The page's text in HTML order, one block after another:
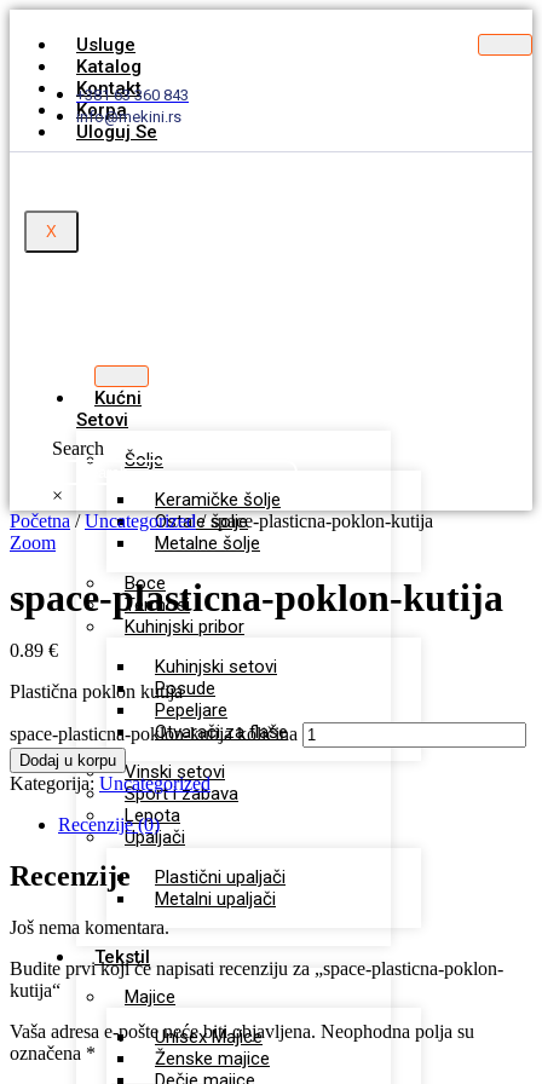
Usluge
Katalog
Kontakt
Korpa
Uloguj Se
X
+381 63 360 843
info@mekini.rs
Kućni
Setovi
Šolje
Keramičke šolje
Ostale šolje
Metalne šolje
Boce
Termosi
Kuhinjski pribor
Kuhinjski setovi
Posude
Pepeljare
Otvarači za flaše
Vinski setovi
Sport i zabava
Lepota
Upaljači
Plastični upaljači
Metalni upaljači
Tekstil
Majice
Unisex Majice
Ženske majice
Search
×
Početna/Uncategorized/ space-plasticna-poklon-kutija
Zoom
space-plasticna-poklon-kutija
0.89 €
Plastična poklon kutija
space-plasticna-poklon-kutija količina
Dodaj u korpu
Kategorija: Uncategorized
Recenzije (0)
Recenzije
Još nema komentara.
Budite prvi koji će napisati recenziju za „space-plasticna-poklon-
kutija“
Vaša adresa e-pošte neće biti objavljena. Neophodna polja su
označena *